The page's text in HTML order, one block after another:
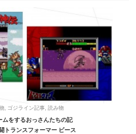
ゴジライン記事 読み物
ムをするおっさんたちの記
トランスフォーマー ビース